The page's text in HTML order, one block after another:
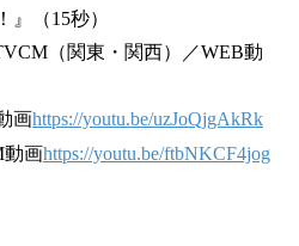
（15秒）
（関東・関西）／WEB動
画https://youtu.be/uzJoQjgAkRk
画https://youtu.be/ftbNKCF4jog